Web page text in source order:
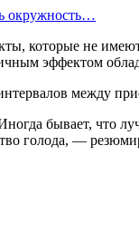
окружность…
которые не
эффектом
между
бывает, что
голода, —